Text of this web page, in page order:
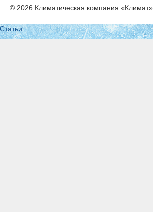
© 2026 Климатическая компания «Климат»
Статьи